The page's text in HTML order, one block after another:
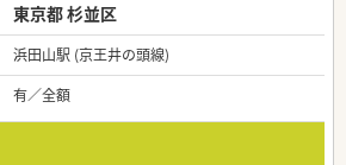
東京都 杉並区
浜田山駅 (京王井の頭線)
有／全額